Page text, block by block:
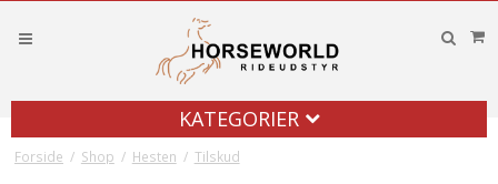
KATEGORIER
Forside / Shop / Hesten / Tilskud